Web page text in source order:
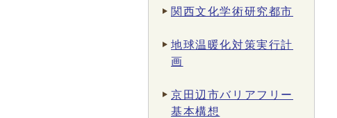
関西文化学術研究都市
地球温暖化対策実行計
画
京田辺市バリアフリー
基本構想